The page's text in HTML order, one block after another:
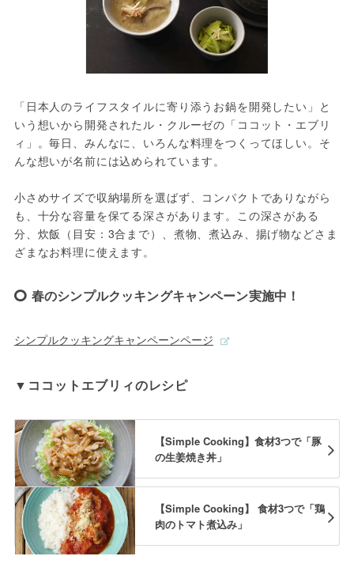
「日本人のライフスタイルに寄り添うお鍋を開発したい」と
いう想いから開発されたル・クルーゼの「ココット・エブリ
ィ」。毎日、みんなに、いろんな料理をつくってほしい。そ
んな想いが名前には込められています。
小さめサイズで収納場所を選ばず、コンパクトでありながら
も、十分な容量を保てる深さがあります。この深さがある
分、炊飯（目安：3合まで）、煮物、煮込み、揚げ物などさま
ざまなお料理に使えます。
春のシンプルクッキングキャンペーン実施中！
シンプルクッキングキャンペーンページ
▼ココットエブリィのレシピ
【Simple Cooking】食材3つで「豚
の生姜焼き丼」
【Simple Cooking】 食材3つで「鶏
肉のトマト煮込み」